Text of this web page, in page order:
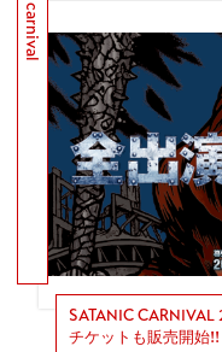
SATANIC CARNIVAL
チケットも販売開始!!
carnival